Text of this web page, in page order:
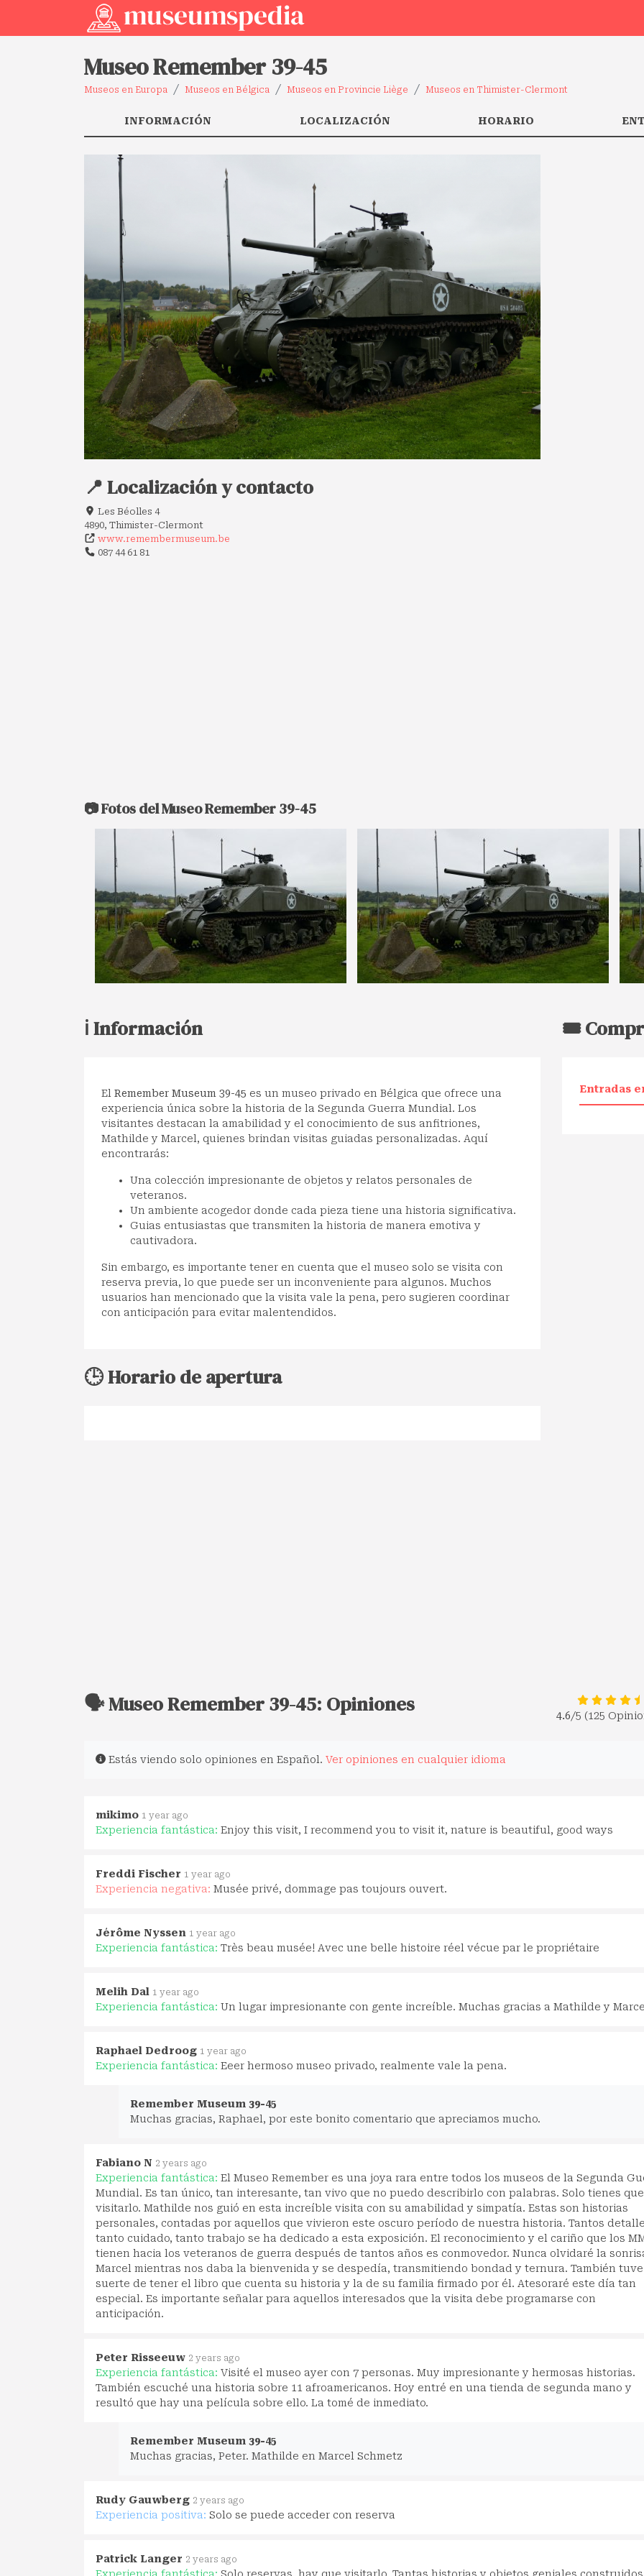
Museo Remember 39-45
Museos en Europa Museos en Bélgica Museos en Provincie Liège Museos en Thimister-Clermont
INFORMACIÓN LOCALIZACIÓN HORARIO
📍 Localización y contacto
Les Béolles 4
4890, Thimister-Clermont
www.remembermuseum.be
087 44 61 81
📷 Fotos del Museo Remember 39-45
ℹ️ Información
El Remember Museum 39-45 es un museo privado en Bélgica que ofrece una
experiencia única sobre la historia de la Segunda Guerra Mundial. Los
visitantes destacan la amabilidad y el conocimiento de sus anfitriones,
Mathilde y Marcel, quienes brindan visitas guiadas personalizadas. Aquí
encontrarás:
Una colección impresionante de objetos y relatos personales de
veteranos.
Un ambiente acogedor donde cada pieza tiene una historia significativa.
Guias entusiastas que transmiten la historia de manera emotiva y
cautivadora.
Sin embargo, es importante tener en cuenta que el museo solo se visita con
reserva previa, lo que puede ser un inconveniente para algunos. Muchos
usuarios han mencionado que la visita vale la pena, pero sugieren coordinar
con anticipación para evitar malentendidos.
🕒 Horario de apertura
🎟️
Entradas
🗣️ Museo Remember 39-45: Opiniones 4.6/5 (125
Estás viendo solo opiniones en Español. Ver opiniones en cualquier idioma
mikimo 1 year ago
Experiencia fantástica: Enjoy this visit, I recommend you to visit it, nature is beautiful, good ways
Freddi Fischer 1 year ago
Experiencia negativa: Musée privé, dommage pas toujours ouvert.
Jérôme Nyssen 1 year ago
Experiencia fantástica: Très beau musée! Avec une belle histoire réel vécue par le propriétaire
Melih Dal 1 year ago
Experiencia fantástica: Un lugar impresionante con gente increíble. Muchas gracias a Mathilde y
Raphael Dedroog 1 year ago
Experiencia fantástica: Eeer hermoso museo privado, realmente vale la pena.
Remember Museum 39-45
Muchas gracias, Raphael, por este bonito comentario que apreciamos mucho.
Fabiano N 2 years ago
Experiencia fantástica: El Museo Remember es una joya rara entre todos los museos de la Segunda
Mundial. Es tan único, tan interesante, tan vivo que no puedo describirlo con palabras. Solo tienes que
visitarlo. Mathilde nos guió en esta increíble visita con su amabilidad y simpatía. Estas son historias
personales, contadas por aquellos que vivieron este oscuro período de nuestra historia. Tantos
tanto cuidado, tanto trabajo se ha dedicado a esta exposición. El reconocimiento y el cariño que los
tienen hacia los veteranos de guerra después de tantos años es conmovedor. Nunca olvidaré la
Marcel mientras nos daba la bienvenida y se despedía, transmitiendo bondad y ternura. También tuve
suerte de tener el libro que cuenta su historia y la de su familia firmado por él. Atesoraré este día tan
especial. Es importante señalar para aquellos interesados que la visita debe programarse con
anticipación.
Peter Risseeuw 2 years ago
Experiencia fantástica: Visité el museo ayer con 7 personas. Muy impresionante y hermosas historias.
También escuché una historia sobre 11 afroamericanos. Hoy entré en una tienda de segunda mano y
resultó que hay una película sobre ello. La tomé de inmediato.
Remember Museum 39-45
Muchas gracias, Peter. Mathilde en Marcel Schmetz
Rudy Gauwberg 2 years ago
Experiencia positiva: Solo se puede acceder con reserva
Patrick Langer 2 years ago
Experiencia fantástica: Solo reservas, hay que visitarlo. Tantas historias y objetos geniales